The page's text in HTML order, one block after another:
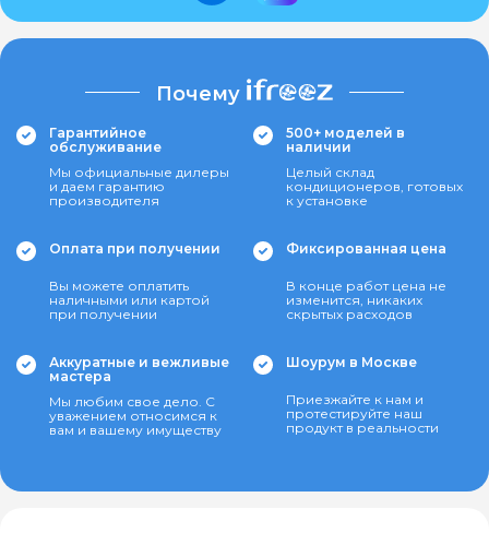
Почему
Гарантийное
обслуживание
Мы официальные дилеры
и даем гарантию
производителя
500+ моделей в
наличии
Целый склад
кондиционеров, готовых
к установке
Оплата при получении
Вы можете оплатить
наличными или картой
при получении
Фиксированная цена
В конце работ цена не
изменится, никаких
скрытых расходов
Аккуратные и вежливые
мастера
Мы любим свое дело. С
уважением относимся к
вам и вашему имуществу
Шоурум в Москве
Приезжайте к нам и
протестируйте наш
продукт в реальности